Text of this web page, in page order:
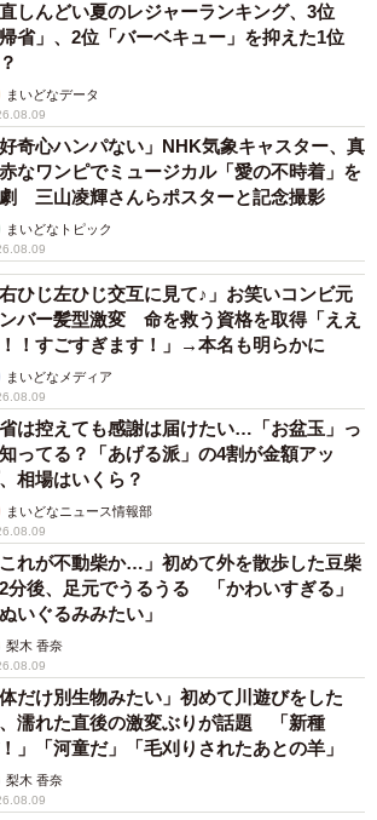
しんどい夏のレジャーランキング、3位
帰省」、2位「バーベキュー」を抑えた1位
まいどなデータ
好奇心ハンパない」NHK気象キャスター、真
なワンピでミュージカル「愛の不時着」を
三山凌輝さんらポスターと記念撮影
まいどなトピック
右ひじ左ひじ交互に見て♪」お笑いコンビ元
バー髪型激変 命を救う資格を取得「ええ
！すごすぎます！」→本名も明らかに
まいどなメディア
は控えても感謝は届けたい…「お盆玉」っ
ってる？「あげる派」の4割が金額アッ
相場はいくら？
まいどなニュース情報部
これが不動柴か…」初めて外を散歩した豆柴
分後、足元でうるうる 「かわいすぎる」
ぬいぐるみみたい」
梨木 香奈
体だけ別生物みたい」初めて川遊びをした
濡れた直後の激変ぶりが話題 「新種
」「河童だ」「毛刈りされたあとの羊」
梨木 香奈